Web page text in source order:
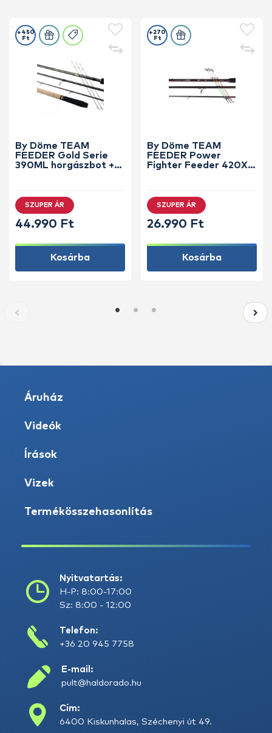
By Döme TEAM
FEEDER Gold Serie
390ML horgászbot +
+450
Ft
SZUPER ÁR
44.990 Ft
Kosárba
By Döme TEAM
FEEDER Power
Fighter Feeder 420XH
+270
Ft
SZUPER ÁR
26.990 Ft
Kosárba
Áruház
Videók
Írások
Vizek
Termékösszehasonlítás
Nyitvatartás:
H-P: 8:00-17:00
Sz: 8:00 - 12:00
Telefon:
+36 20 945 7758
E-mail:
pult@haldorado.hu
Cím:
6400 Kiskunhalas, Széchenyi út 49.